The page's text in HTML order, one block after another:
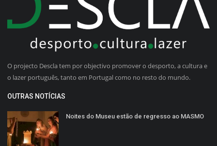
O projecto Descla tem por objectivo promover o desporto, a cultura e
o lazer português, tanto em Portugal como no resto do mundo.
OUTRAS NOTÍCIAS
Noites do Museu estão de regresso ao MASMO